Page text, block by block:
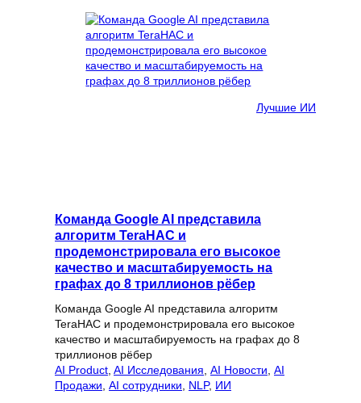
Лучшие ИИ
Команда Google AI представила
алгоритм TeraHAC и
продемонстрировала его высокое
качество и масштабируемость на
графах до 8 триллионов рёбер
Команда Google AI представила алгоритм
TeraHAC и продемонстрировала его высокое
качество и масштабируемость на графах до 8
триллионов рёбер
AI Product AI Исследования AI Новости AI
Продажи AI сотрудники NLP, ИИ